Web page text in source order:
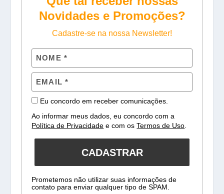
Novidades e Promoções?
Cadastre-se na nossa Newsletter!
Eu concordo em receber comunicações.
Ao informar meus dados, eu concordo com a
Política de Privacidade e com osTermos de Uso.
CADASTRAR
Prometemos não utilizar suas informações de
contato para enviar qualquer tipo de SPAM.